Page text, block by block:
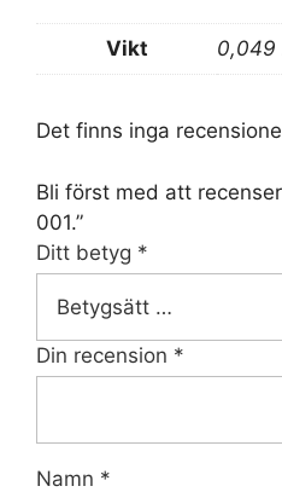
Vikt 0,049
Det finns inga
Bli först med att
001.”
Ditt betyg *
Din recension *
Namn *